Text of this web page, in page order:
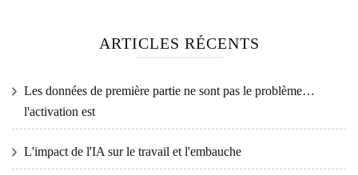
ARTICLES RÉCENTS
Les données de première partie ne sont pas le problème…
l'activation est
L'impact de l'IA sur le travail et l'embauche